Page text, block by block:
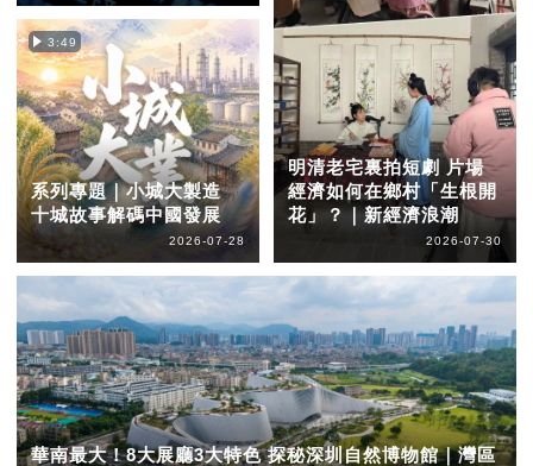
3:49
系列專題｜小城大製造
十城故事解碼中國發展
2026-07-28
明清老宅裏拍短劇 片場
經濟如何在鄉村「生根開
花」？｜新經濟浪潮
2026-07-30
華南最大！8大展廳3大特色 探秘深圳自然博物館｜灣區